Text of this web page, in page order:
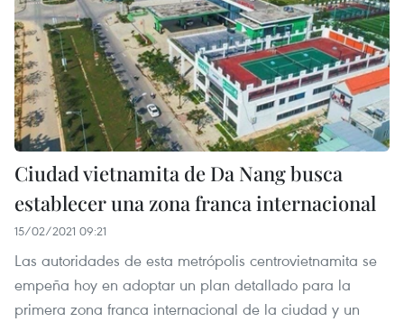
Ciudad vietnamita de Da Nang busca
establecer una zona franca internacional
15/02/2021 09:21
Las autoridades de esta metrópolis centrovietnamita se
empeña hoy en adoptar un plan detallado para la
primera zona franca internacional de la ciudad y un